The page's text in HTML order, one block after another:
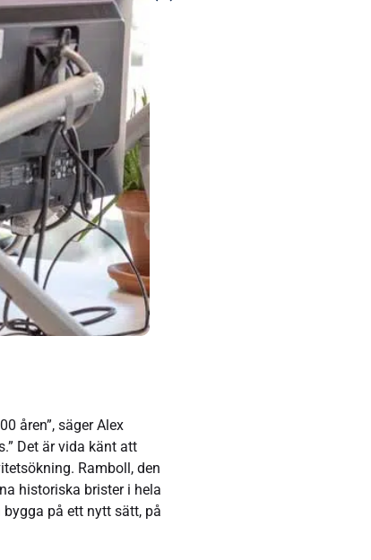
åren”, säger Alex
Det är vida känt att
Ramboll, den
historiska brister i hela
på ett nytt sätt, på